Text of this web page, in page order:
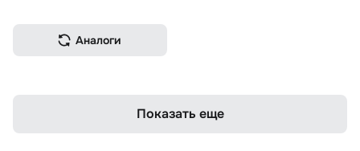
Аналоги
Показать еще